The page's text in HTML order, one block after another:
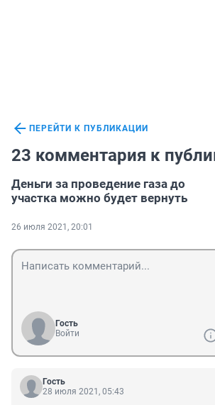
ПЕРЕЙТИ К ПУБЛИКАЦИИ
23 комментария к
Деньги за проведение газа до
участка можно будет вернуть
26 июля 2021, 20:01
Гость
Войти
Гость
28 июля 2021, 05:43